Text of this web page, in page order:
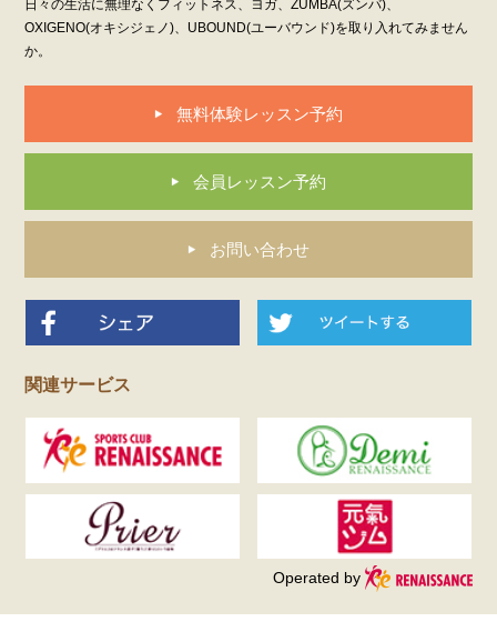
日々の生活に無理なくフィットネス、ヨガ、ZUMBA(ズンバ)、
OXIGENO(オキシジェノ)、UBOUND(ユーバウンド)を取り入れてみません
か。
無料体験レッスン予約
会員レッスン予約
お問い合わせ
関連サービス
Operated by